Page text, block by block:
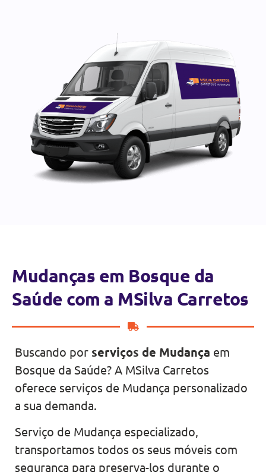
Mudanças em Bosque da
Saúde com a MSilva Carretos
Buscando por serviços de Mudança em
Bosque da Saúde? A MSilva Carretos
oferece serviços de Mudança personalizado
a sua demanda.
Serviço de Mudança especializado,
transportamos todos os seus móveis com
segurança para preserva-los durante o